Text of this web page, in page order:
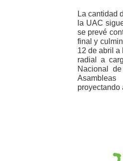
La cantidad
la UAC
se prevé
final y
12 de abril a
radial a
Nacional
Asambleas
proyectando